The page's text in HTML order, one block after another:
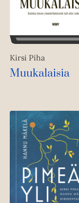
Kirsi Piha
Muukalaisia